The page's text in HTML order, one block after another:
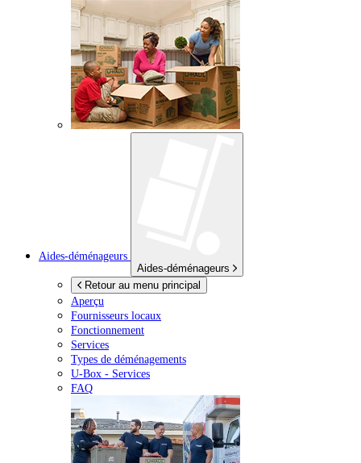
Aides-déménageurs
Aides-déménageurs
Retour au menu principal
Aperçu
Fournisseurs locaux
Fonctionnement
Services
Types de déménagements
U-Box - Services
FAQ